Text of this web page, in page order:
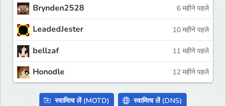
Brynden2528 6 महीने पहले
LeadedJester 10 महीने पहले
bellzaf 11 महीने पहले
Honodle 12 महीने पहले
स्वामित्व लें (MOTD) स्वामित्व लें (DNS)